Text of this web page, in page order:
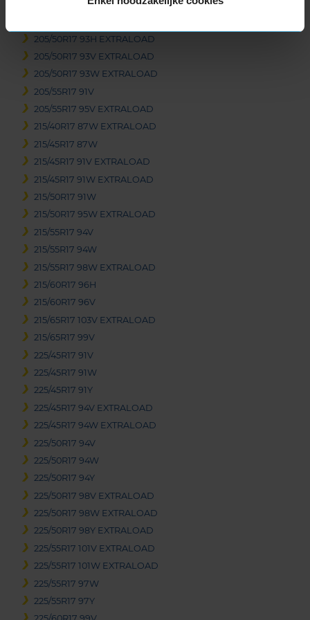
205/45R17 88V EXTRALOAD
205/50R17 93H EXTRALOAD
205/50R17 93V EXTRALOAD
205/50R17 93W EXTRALOAD
205/55R17 91V
205/55R17 95V EXTRALOAD
215/40R17 87W EXTRALOAD
215/45R17 87W
215/45R17 91V EXTRALOAD
215/45R17 91W EXTRALOAD
215/50R17 91W
215/50R17 95W EXTRALOAD
215/55R17 94V
215/55R17 94W
215/55R17 98W EXTRALOAD
215/60R17 96H
215/60R17 96V
215/65R17 103V EXTRALOAD
215/65R17 99V
225/45R17 91V
225/45R17 91W
225/45R17 91Y
225/45R17 94V EXTRALOAD
225/45R17 94W EXTRALOAD
225/50R17 94V
225/50R17 94W
225/50R17 94Y
225/50R17 98V EXTRALOAD
225/50R17 98W EXTRALOAD
225/50R17 98Y EXTRALOAD
225/55R17 101V EXTRALOAD
225/55R17 101W EXTRALOAD
225/55R17 97W
225/55R17 97Y